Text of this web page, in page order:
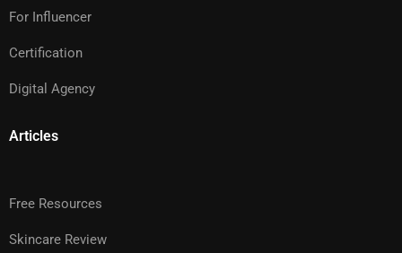
For Influencer
Certification
Digital Agency
Articles
Free Resources
Skincare Review